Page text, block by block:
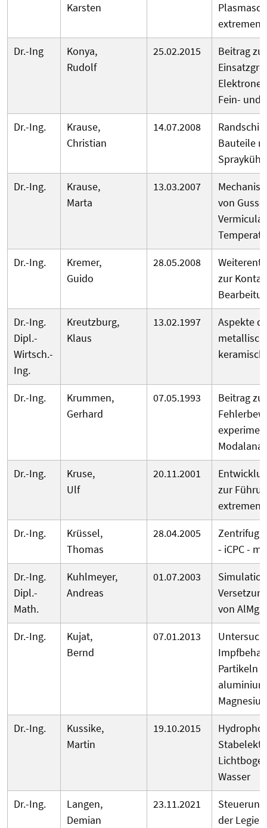
Karsten
extremen
Dr.-Ing
Konya,
Rudolf
25.02.2015
Beitrag
Fein- und
Dr.-Ing.
Krause,
Christian
14.07.2008
Bauteile
Dr.-Ing.
Krause,
Marta
13.03.2007
von
Dr.-Ing.
Kremer,
Guido
28.05.2008
zur
Dr.-Ing.
Dipl.-
Wirtsch.-
Ing.
Kreutzburg,
Klaus
13.02.1997
Aspekte
Dr.-Ing.
Krummen,
Gerhard
07.05.1993
Beitrag
Dr.-Ing.
Kruse,
Ulf
20.11.2001
zur
extremen
Dr.-Ing.
Krüssel,
Thomas
28.04.2005
- iCPC -
Dr.-Ing.
Dipl.-
Math.
Kuhlmeyer,
Andreas
01.07.2003
von
Dr.-Ing.
Kujat,
Bernd
07.01.2013
Partikeln
Dr.-Ing.
Kussike,
Martin
19.10.2015
Wasser
Dr.-Ing.
Langen,
Demian
23.11.2021
der